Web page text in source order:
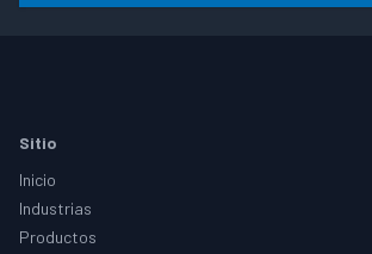
Footer
Sitio
Inicio
Industrias
Productos